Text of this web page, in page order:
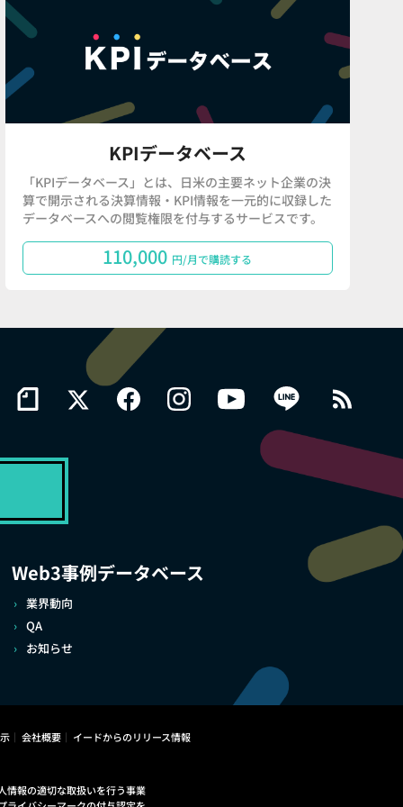
KPIデータベース
「KPIデータベース」とは、日米の主要ネット企業の決
算で開示される決算情報・KPI情報を一元的に収録した
データベースへの閲覧権限を付与するサービスです。
110,000 円/月で購読する
Web3事例データベース
業界動向
QA
お知らせ
会社概要 イードからのリリース情報
情報の適切な取扱いを行う事業